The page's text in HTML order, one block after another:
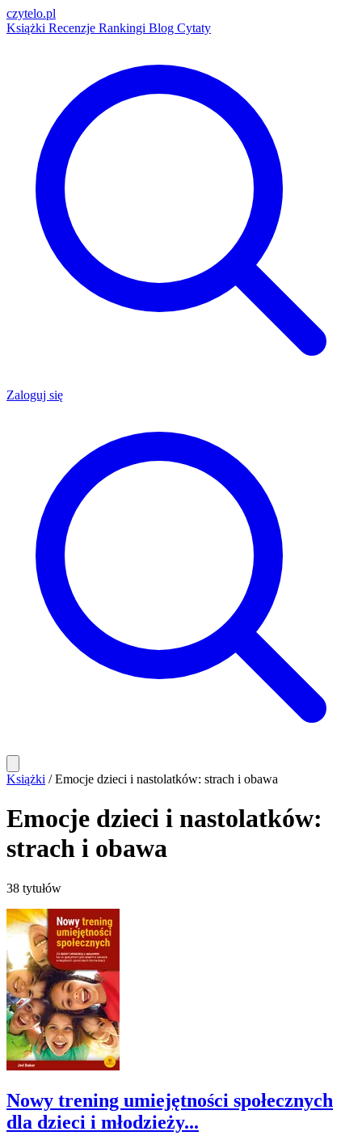
czytelo.pl
Książki Recenzje Rankingi Blog Cytaty
Zaloguj się
Książki / Emocje dzieci i nastolatków: strach i obawa
Emocje dzieci i nastolatków:
strach i obawa
38 tytułów
Nowy trening umiejętności społecznych
dla dzieci i młodzieży...